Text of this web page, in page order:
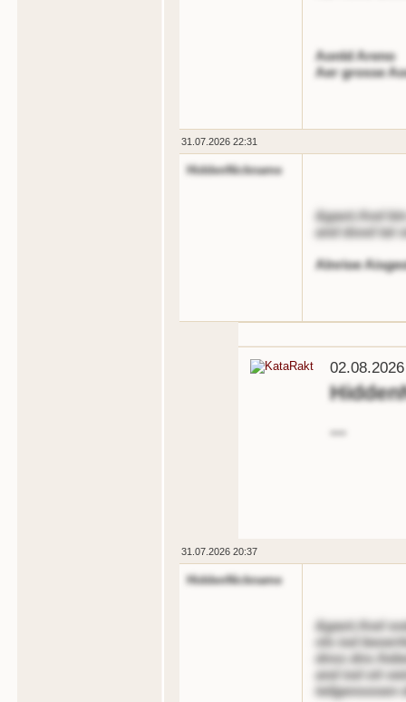
Aonld Areno
Aer grosse
31.07.2026 22:31
HiddenNickname
&gaot;Aod
and dood tat
Alnrioe
...
31.07.2026 20:37
HiddenNickname
&gaot;Aod
nls iod
dnss dns
and iod oit
teilgenoooen